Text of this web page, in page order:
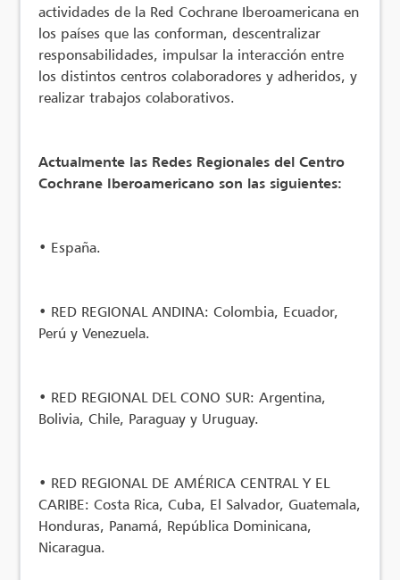
actividades de la Red Cochrane Iberoamericana en
los países que las conforman, descentralizar
responsabilidades, impulsar la interacción entre
los distintos centros colaboradores y adheridos, y
realizar trabajos colaborativos.
Actualmente las Redes Regionales del Centro
Cochrane Iberoamericano son las siguientes:
• España.
• RED REGIONAL ANDINA: Colombia, Ecuador,
Perú y Venezuela.
• RED REGIONAL DEL CONO SUR: Argentina,
Bolivia, Chile, Paraguay y Uruguay.
• RED REGIONAL DE AMÉRICA CENTRAL Y EL
CARIBE: Costa Rica, Cuba, El Salvador, Guatemala,
Honduras, Panamá, República Dominicana,
Nicaragua.